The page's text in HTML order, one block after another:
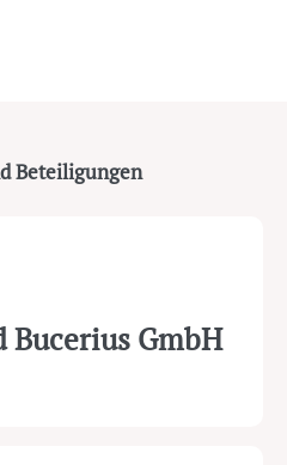
Beteiligungen
Bucerius GmbH